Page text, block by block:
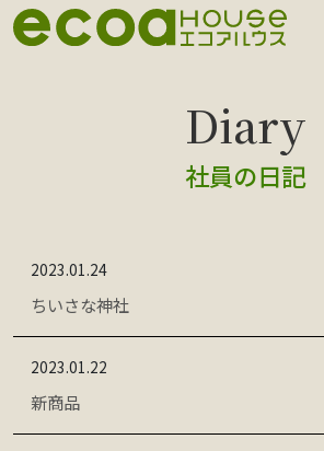
社員の日記
2023.01.24
ちいさな神社
2023.01.22
新商品